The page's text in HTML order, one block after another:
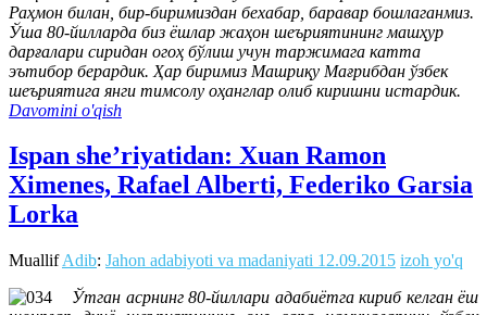
Раҳмон билан, бир-биримиздан бехабар, баравар бошлаганмиз.
Ўша 80-йилларда биз ёшлар жаҳон шеъриятининг машҳур
дарғалари сиридан огоҳ бўлиш учун таржимага катта
эътибор берардик. Ҳар биримиз Машриқу Мағрибдан ўзбек
шеъриятига янги тимсолу оҳанглар олиб киришни истардик.
Davomini o'qish
Ispan she’riyatidan: Xuan Ramon
Ximenes, Rafael Alberti, Federiko Garsia
Lorka
MuallifAdib: Jahon adabiyoti va madaniyati 12.09.2015 izoh yo'q
Ўтган асрнинг 80-йиллари адабиётга кириб келган ёш